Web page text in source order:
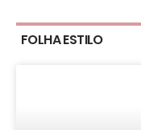
FOLHA ESTILO